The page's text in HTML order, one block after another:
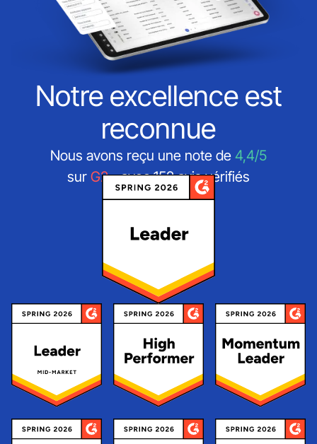
Notre excellence est
reconnue
Nous avons reçu une note de 4,4/5
sur G2- avec 152 avis vérifiés